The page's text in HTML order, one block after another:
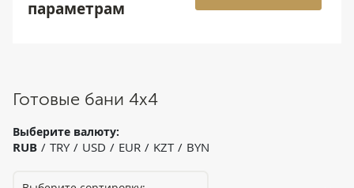
параметрам
Готовые бани 4x4
Выберите валюту:
RUB TRY USD EUR KZT BYN